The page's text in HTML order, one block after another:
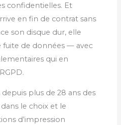
confidentielles. Et
en fin de contrat sans
son disque dur, elle
fuite de données — avec
qui en
plus de 28 ans des
le choix et le
d’impression